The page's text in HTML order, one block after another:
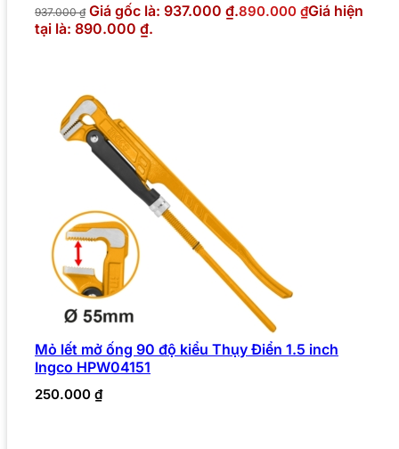
937.000₫ Giá gốc là: 937.000 ₫.890.000 ₫Giá hiện
tại là: 890.000 ₫.
Mỏ lết mở ống 90 độ kiểu Thụy Điển 1.5 inch
Ingco HPW04151
250.000 ₫